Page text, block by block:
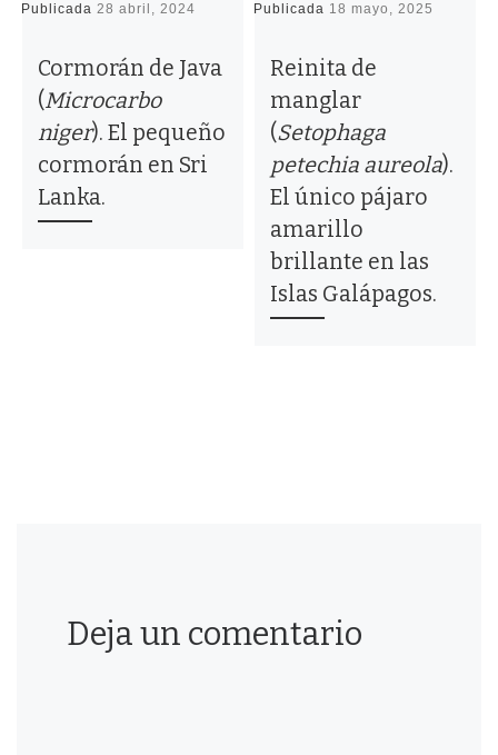
Publicada28 abril, 2024
Cormorán de Java
(Microcarbo
niger). El pequeño
cormorán en Sri
Lanka.
Publicada 18 mayo, 2025
Reinita de
manglar
(Setophaga
petechia aureola).
El único pájaro
amarillo
brillante en las
Islas Galápagos.
Deja un comentario